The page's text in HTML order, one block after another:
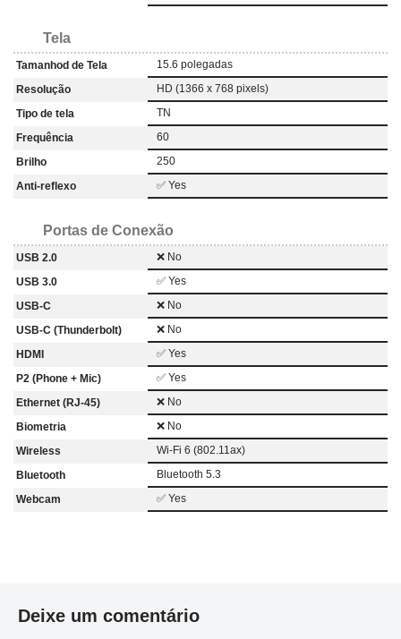
Tela
Tamanhod de Tela
15.6 polegadas
Resolução
HD (1366 x 768 pixels)
Tipo de tela
TN
Frequência
60
Brilho
250
Anti-reflexo
✅ Yes
Portas de Conexão
USB 2.0
❌ No
USB 3.0
✅ Yes
USB-C
❌ No
USB-C (Thunderbolt)
❌ No
HDMI
✅ Yes
P2 (Phone + Mic)
✅ Yes
Ethernet (RJ-45)
❌ No
Biometria
❌ No
Wireless
Wi-Fi 6 (802.11ax)
Bluetooth
Bluetooth 5.3
Webcam
✅ Yes
Deixe um comentário